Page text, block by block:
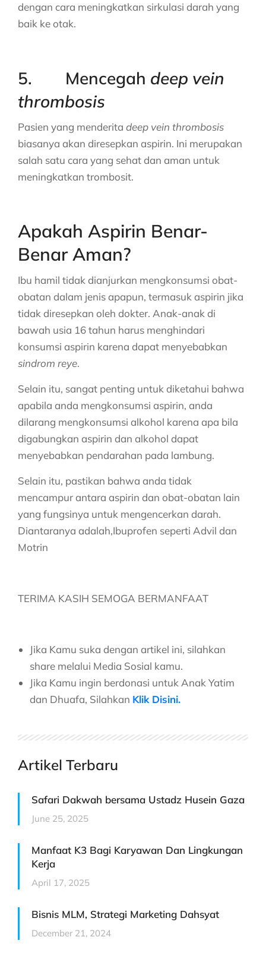
dengan cara meningkatkan sirkulasi darah yang
baik ke otak.
5. Mencegah deep vein
thrombosis
Pasien yang menderita deep vein thrombosis
biasanya akan diresepkan aspirin. Ini merupakan
salah satu cara yang sehat dan aman untuk
meningkatkan trombosit.
Apakah Aspirin Benar-
Benar Aman?
Ibu hamil tidak dianjurkan mengkonsumsi obat-
obatan dalam jenis apapun, termasuk aspirin jika
tidak diresepkan oleh dokter. Anak-anak di
bawah usia 16 tahun harus menghindari
konsumsi aspirin karena dapat menyebabkan
sindrom reye.
Selain itu, sangat penting untuk diketahui bahwa
apabila anda mengkonsumsi aspirin, anda
dilarang mengkonsumsi alkohol karena apa bila
digabungkan aspirin dan alkohol dapat
menyebabkan pendarahan pada lambung.
Selain itu, pastikan bahwa anda tidak
mencampur antara aspirin dan obat-obatan lain
yang fungsinya untuk mengencerkan darah.
Diantaranya adalah,Ibuprofen seperti Advil dan
Motrin
TERIMA KASIH SEMOGA BERMANFAAT
Jika Kamu suka dengan artikel ini, silahkan
share melalui Media Sosial kamu.
Jika Kamu ingin berdonasi untuk Anak Yatim
dan Dhuafa, Silahkan Klik Disini.
Artikel Terbaru
Safari Dakwah bersama Ustadz Husein Gaza
June 25, 2025
Manfaat K3 Bagi Karyawan Dan Lingkungan
Kerja
April 17, 2025
Bisnis MLM, Strategi Marketing Dahsyat
December 21, 2024